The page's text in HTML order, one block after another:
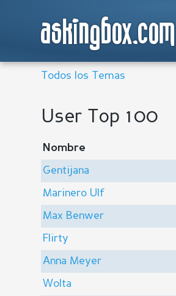
askingbox.com
Todos los Temas
User Top 100
Nombre
Gentijana
Marinero Ulf
Max Benwer
Flirty
Anna Meyer
Wolta